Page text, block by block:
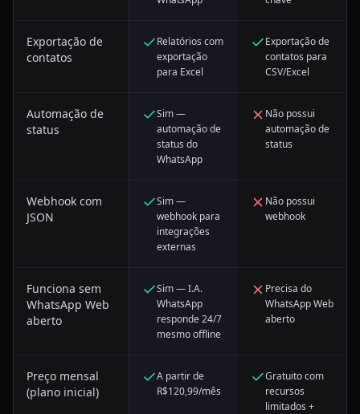
Exportação de
contatos
Relatórios com
exportação
para Excel
Exportação de
contatos para
CSV/Excel
Automação de
status
Sim —
automação de
status do
WhatsApp
Não possui
automação de
status
Webhook com
JSON
Sim —
webhook para
integrações
externas
Não possui
webhook
Funciona sem
WhatsApp Web
aberto
Sim — I.A.
WhatsApp
responde 24/7
mesmo offline
Precisa do
WhatsApp Web
aberto
Preço mensal
(plano inicial)
A partir de
R$120,99/mês
Gratuito com
recursos
limitados +